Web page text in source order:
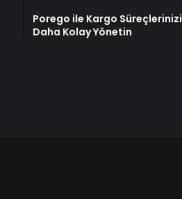
Porego ile Kargo Süreçlerinizi
Daha Kolay Yönetin